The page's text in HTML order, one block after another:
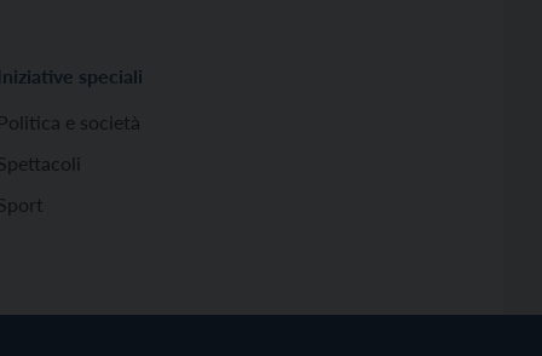
Iniziative speciali
Politica e società